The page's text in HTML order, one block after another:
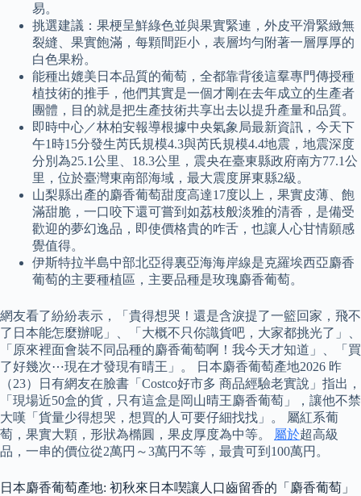
易。
挑選建議：果梗呈鮮綠色並與果實緊連，外皮平滑緊緻無
裂縫、果實飽滿，每顆間距小，表層均勻附著一層厚厚的
白色果粉。
能種出媲美日本品質的葡萄，全都靠背後這羣專門傳授種
植技術的推手，他們其實是一個才剛在去年成立的生產者
團體，目的就是把生產技術共享出去以提升產量和品質。
即時中心／林柏安報導根據中央氣象局最新資訊，今天下
午1時15分發生芮氏規模4.3與芮氏規模4.4地震，地震深度
分別為25.1公里、18.3公里，震央在臺東縣政府南方77.1公
里，位於臺灣東南部海域，最大震度屏東縣2級。
山梨縣出產的麝香葡萄甜度高達17度以上，果實皮薄、飽
滿甜脆，一口咬下還可嘗到如荔枝般淡雅的清香，是備受
歡迎的夢幻逸品，即使價格貴的咋舌，也讓人心甘情願感
覺值得。
伊斯特拉半島中部北亞得裏亞海海岸線是克羅埃西亞麝香
葡萄的主要種植區，主要品種是玫瑰麝香葡萄。
網友看了紛紛表示，「貴得想哭！還是含淚提了一籃回家，飛不
了日本能怎麼辦呢」、「大概不只你識貨吧，大家都挑光了」、
「原來裡面會裝不同品種的麝香葡萄啊！我今天才知道」、「買
了好幾次⋯現在才發現有晴王」。 日本麝香葡萄產地2026 昨
（23）日有網友在臉書「Costco好市多 商品經驗老實說」指出，
「現場近50盒的貨，只有這盒是岡山晴王麝香葡萄」，讓他不禁
大嘆「貨量少得想哭，想買的人可要仔細找找」。 屬紅系葡
萄，果實大顆，形狀為橢圓，果皮厚度為中等。
屬於超高級
品，一串的價位從2萬円～3萬円不等，最貴可到100萬円。
日本麝香葡萄產地: 初秋來日本喫讓人口齒留香的「麝香葡萄」